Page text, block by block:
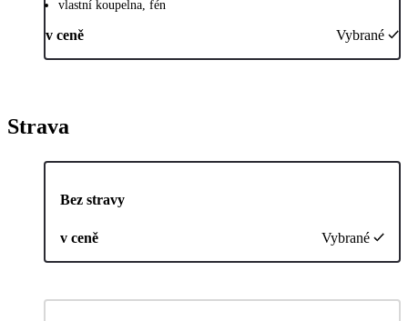
vlastní koupelna, fén
v ceně Vybrané
Strava
Bez stravy
v ceně Vybrané